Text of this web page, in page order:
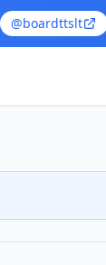
@boardttslt